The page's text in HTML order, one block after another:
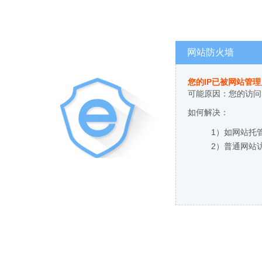
网站防火墙
您的IP已被网站管
可能原因：您的访
如何解决：
1）如网站托
2）普通网站